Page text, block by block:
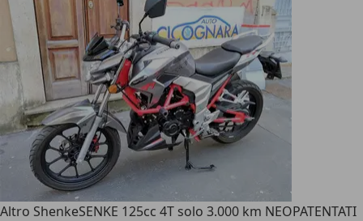
Altro ShenkeSENKE 125cc 4T solo 3.000 km NEOPATENTATI